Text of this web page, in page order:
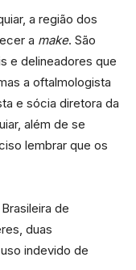
a região dos
a make. São
e delineadores que
a oftalmologista
e sócia diretora da
além de se
lembrar que os
de
duas
indevido de